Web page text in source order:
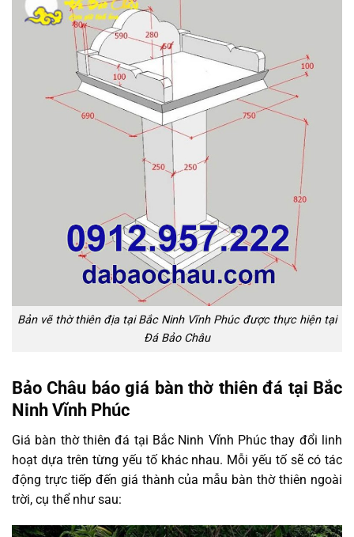
Bản vẽ thờ thiên địa tại Bắc Ninh Vĩnh Phúc được thực hiện tại
Đá Bảo Châu
Bảo Châu báo giá bàn thờ thiên đá tại Bắc
Ninh Vĩnh Phúc
Giá bàn thờ thiên đá tại Bắc Ninh Vĩnh Phúc thay đổi linh
hoạt dựa trên từng yếu tố khác nhau. Mỗi yếu tố sẽ có tác
động trực tiếp đến giá thành của mẫu bàn thờ thiên ngoài
trời, cụ thể như sau: